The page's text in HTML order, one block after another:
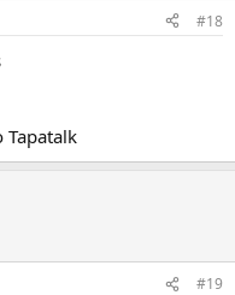
#18
Tapatalk
#19